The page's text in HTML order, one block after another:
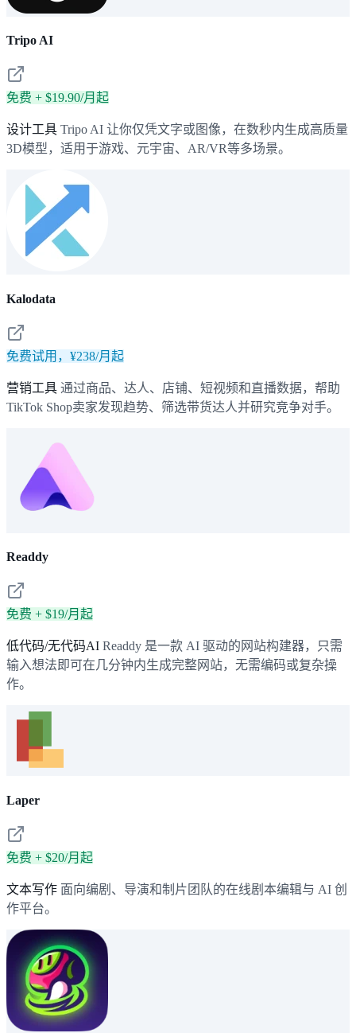
Tripo AI
免费 + $19.90/月起
设计工具 Tripo AI 让你仅凭文字或图像，在数秒内生成高质量
3D模型，适用于游戏、元宇宙、AR/VR等多场景。
Kalodata
免费试用，¥238/月起
营销工具 通过商品、达人、店铺、短视频和直播数据，帮助
TikTok Shop卖家发现趋势、筛选带货达人并研究竞争对手。
Readdy
免费 + $19/月起
低代码/无代码AI Readdy 是一款 AI 驱动的网站构建器，只需
输入想法即可在几分钟内生成完整网站，无需编码或复杂操
作。
Laper
免费 + $20/月起
文本写作 面向编剧、导演和制片团队的在线剧本编辑与 AI 创
作平台。